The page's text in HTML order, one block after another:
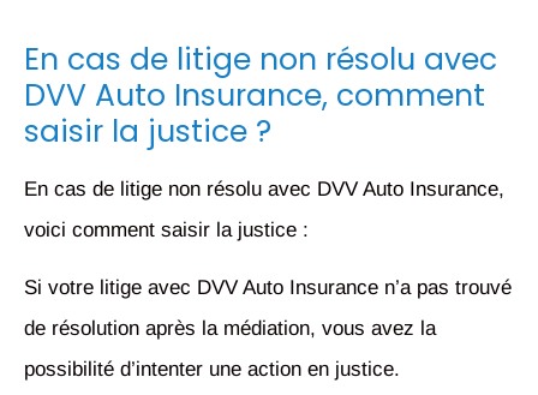
En cas de litige non résolu avec
DVV Auto Insurance, comment
saisir la justice ?
En cas de litige non résolu avec DVV Auto Insurance,
voici comment saisir la justice :
Si votre litige avec DVV Auto Insurance n’a pas trouvé
de résolution après la médiation, vous avez la
possibilité d’intenter une action en justice.